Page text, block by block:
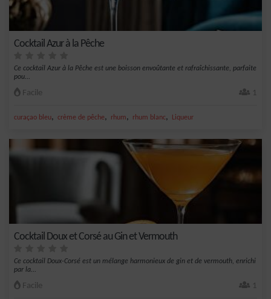
Cocktail Azur à la Pêche
Ce cocktail Azur à la Pêche est une boisson envoûtante et rafraîchissante, parfaite
pou...
Facile 1
curaçao bleu, crème de pêche, rhum, rhum blanc, Liqueur
Cocktail Doux et Corsé au Gin et Vermouth
Ce cocktail Doux-Corsé est un mélange harmonieux de gin et de vermouth, enrichi
par la...
Facile 1